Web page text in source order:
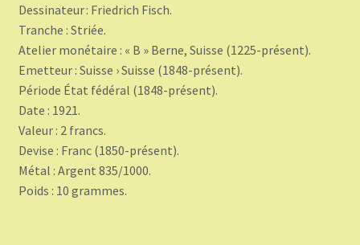
Dessinateur : Friedrich Fisch.
Tranche : Striée.
Atelier monétaire : « B » Berne, Suisse (1225-présent).
Emetteur : Suisse › Suisse (1848-présent).
Période État fédéral (1848-présent).
Date : 1921.
Valeur : 2 francs.
Devise : Franc (1850-présent).
Métal : Argent 835/1000.
Poids : 10 grammes.